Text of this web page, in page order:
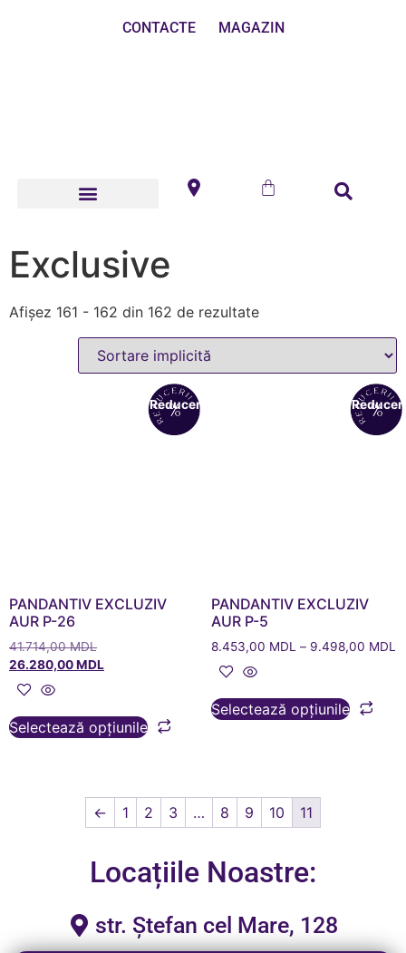
CONTACTE MAGAZIN
Exclusive
Afișez 161 - 162 din 162 de rezultate
Reduceri!
PANDANTIV EXCLUZIV
AUR P-26
41.714,00MDL
26.280,00MDL
Selectează opțiunile
PANDANTIV EXCLUZIV
AUR P-5
8.453,00 MDL – 9.498,00 MDL
Selectează opțiunile
← 1 2 3 … 8 9 10 11
Locațiile Noastre:
str. Ștefan cel Mare, 128